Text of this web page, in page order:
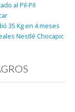
al Pil-Pil
35 Kg en 4 meses
Nestlé Chocapic